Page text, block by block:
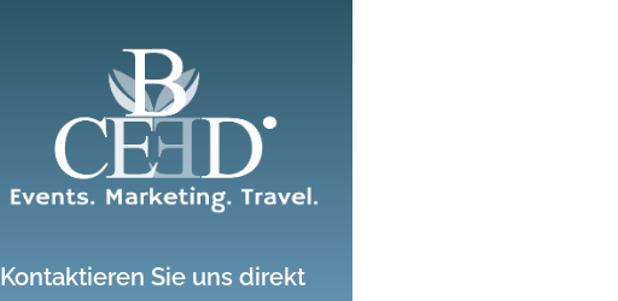
Kontaktieren Sie uns direkt